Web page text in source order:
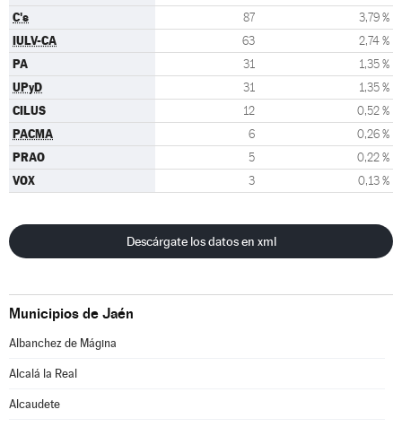
C's 87 3,79 %
IULV-CA 63 2,74 %
PA 31 1,35 %
UPyD 31 1,35 %
CILUS 12 0,52 %
PACMA 6 0,26 %
PRAO 5 0,22 %
VOX 3 0,13 %
Descárgate los datos en xml
Municipios de Jaén
Albanchez de Mágina
Alcalá la Real
Alcaudete